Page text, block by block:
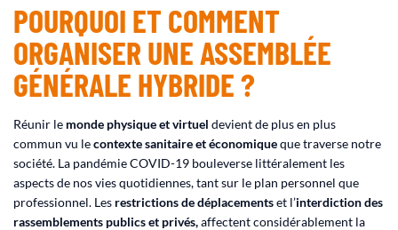
POURQUOI ET COMMENT
ORGANISER UNE ASSEMBLÉE
GÉNÉRALE HYBRIDE ?
Réunir le monde physique et virtuel devient de plus en plus
commun vu lecontexte sanitaire et économiqueque traverse notre
société. La pandémie COVID-19 bouleverse littéralement les
aspects de nos vies quotidiennes, tant sur le plan personnel que
professionnel. Les restrictions de déplacementset l’interdiction des
rassemblements publics et privés,affectent considérablement la